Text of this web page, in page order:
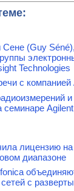
Сене (Guy
Technologies
с компанией
и
семинаре
лицензию на
диапазоне
с